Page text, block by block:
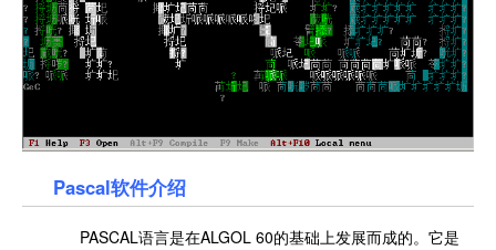
Pascal软件介绍
PASCAL语言是在ALGOL 60的基础上发展而成的。它是